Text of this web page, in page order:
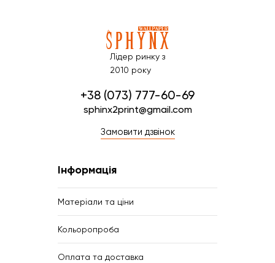
Лідер ринку з
2010 року
+38 (073) 777-60-69
sphinx2print@gmail.com
Замовити дзвінок
Інформація
Матеріали та ціни
Кольоропроба
Оплата та доставка